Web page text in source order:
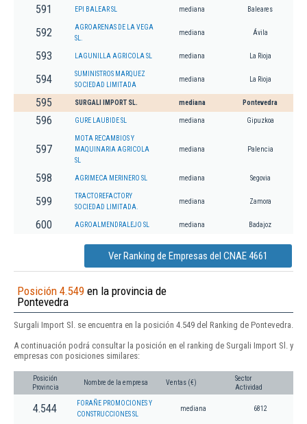
591 EPI BALEAR SL mediana Baleares
592
AGROARENAS DE LA VEGA
SL.
mediana Ávila
593 LAGUNILLA AGRICOLA SL mediana La Rioja
594
SUMINISTROS MARQUEZ
SOCIEDAD LIMITADA
mediana La Rioja
595 SURGALI IMPORT SL. mediana Pontevedra
596 GURE LAUBIDE SL mediana Gipuzkoa
597
MOTA RECAMBIOS Y
MAQUINARIA AGRICOLA
SL
mediana Palencia
598 AGRIMECA MERINERO SL mediana Segovia
599
TRACTOREFACTORY
SOCIEDAD LIMITADA.
mediana Zamora
600 AGROALMENDRALEJO SL mediana Badajoz
Ver Ranking de Empresas del CNAE 4661
Posición 4.549 en la provincia de
Pontevedra
Surgali Import Sl. se encuentra en la posición 4.549 del Ranking de Pontevedra.
A continuación podrá consultar la posición en el ranking de Surgali Import Sl. y
empresas con posiciones similares:
Posición
Provincia
Nombre de la empresa Ventas (€)
Sector
Actividad
4.544
FORAÑE PROMOCIONES Y
CONSTRUCCIONES SL
mediana 6812